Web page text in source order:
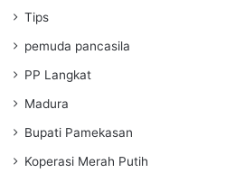
Tips
pemuda pancasila
PP Langkat
Madura
Bupati Pamekasan
Koperasi Merah Putih